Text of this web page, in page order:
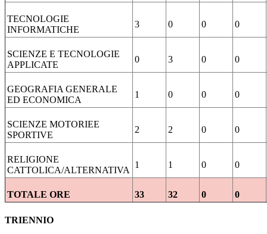
TECNOLOGIE
INFORMATICHE
3 0 0 0
SCIENZE E TECNOLOGIE
APPLICATE
0 3 0 0
GEOGRAFIA GENERALE
ED ECONOMICA
1 0 0 0
SCIENZE MOTORIEE
SPORTIVE
2 2 0 0
RELIGIONE
CATTOLICA/ALTERNATIVA
1 1 0 0
TOTALE ORE 33 32 0 0
TRIENNIO